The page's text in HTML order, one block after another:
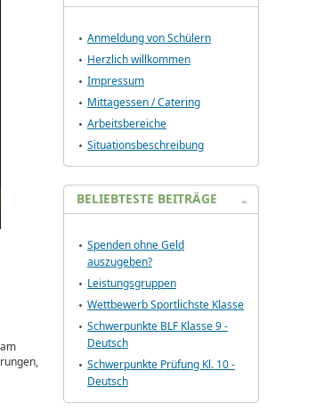
Anmeldung von Schülern
Herzlich willkommen
Impressum
Mittagessen / Catering
Arbeitsbereiche
Situationsbeschreibung
BELIEBTESTE BEITRÄGE
Spenden ohne Geld
auszugeben?
Leistungsgruppen
Wettbewerb Sportlichste Klasse
Schwerpunkte BLF Klasse 9 -
Deutsch
Schwerpunkte Prüfung Kl. 10 -
Deutsch